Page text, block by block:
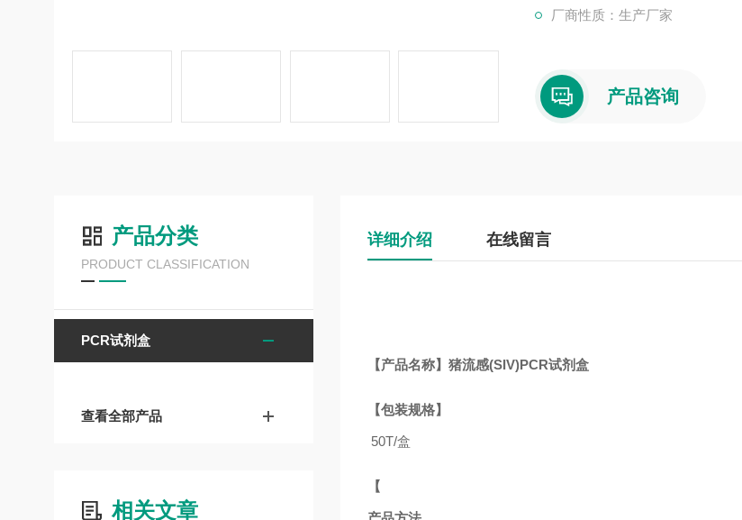
厂商性质：生产厂家
产品咨询
产品分类
PRODUCT CLASSIFICATION
PCR试剂盒
查看全部产品
相关文章
详细介绍 在线留言
【产品名称】猪流感(SIV)PCR试剂盒
【包装规格】
50T/盒
【